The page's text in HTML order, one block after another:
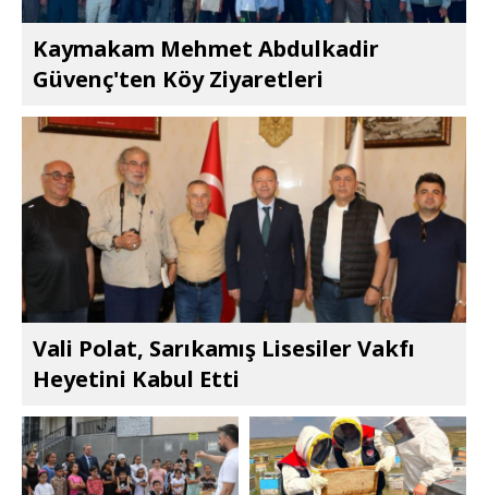
Kaymakam Mehmet Abdulkadir
Güvenç'ten Köy Ziyaretleri
Vali Polat, Sarıkamış Lisesiler Vakfı
Heyetini Kabul Etti